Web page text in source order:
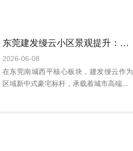
东莞建发缦云小区景观提升：朗汀园林匠造岭南诗意人居新标杆
2026-06-08
在东莞南城西平核心板块，建发缦云作为
区域新中式豪宅标杆，承载着城市高端...